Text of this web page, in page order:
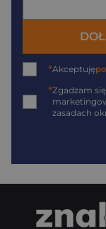
*Akceptuję
*Zgadzam
zasadach